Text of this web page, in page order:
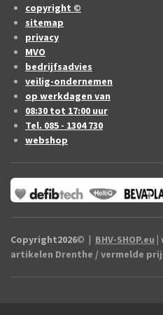
copyright ©
sitemap
privacy
MVO
bedrijfsadvies
veilig-ondernemen
op werkdagen van
08:30 tot 17:00 uur
Tel. 085 - 1304 730
webshop
Copyright2026© | BHV-SHOP.eu |
artikelen Drenthe / vermelde